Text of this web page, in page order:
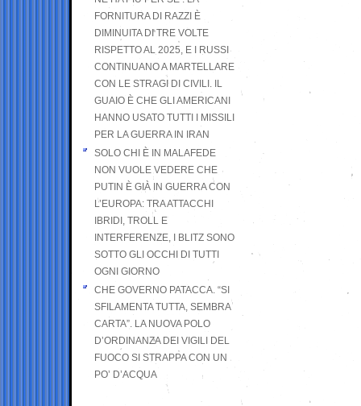
FORNITURA DI RAZZI È
DIMINUITA DI TRE VOLTE
RISPETTO AL 2025, E I RUSSI
CONTINUANO A MARTELLARE
CON LE STRAGI DI CIVILI. IL
GUAIO È CHE GLI AMERICANI
HANNO USATO TUTTI I MISSILI
PER LA GUERRA IN IRAN
SOLO CHI È IN MALAFEDE
NON VUOLE VEDERE CHE
PUTIN È GIÀ IN GUERRA CON
L’EUROPA: TRA ATTACCHI
IBRIDI, TROLL E
INTERFERENZE, I BLITZ SONO
SOTTO GLI OCCHI DI TUTTI
OGNI GIORNO
CHE GOVERNO PATACCA. “SI
SFILAMENTA TUTTA, SEMBRA
CARTA”. LA NUOVA POLO
D’ORDINANZA DEI VIGILI DEL
FUOCO SI STRAPPA CON UN
PO’ D’ACQUA